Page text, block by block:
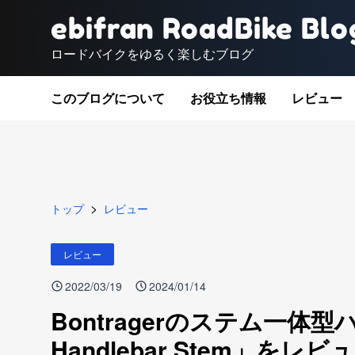
ebifran RoadBike
ロードバイクをゆるく楽しむブログ
このブログについて お役立ち情報 レビュー
トップ > レビュー
レビュー
2022/03/19 2024/01/14
Bontragerのステム一体型